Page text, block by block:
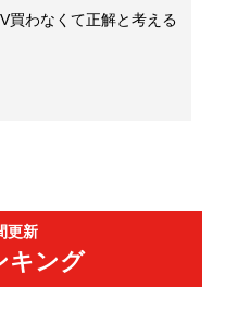
買わなくて正解と考える
更新
キング